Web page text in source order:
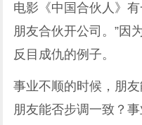
电影《中国合伙人》
朋友合伙开公司。”因
反目成仇的例子。
事业不顺的时候，朋
朋友能否步调一致？